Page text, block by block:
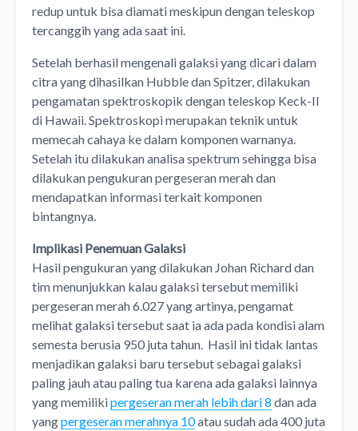
redup untuk bisa diamati meskipun dengan teleskop
tercanggih yang ada saat ini.
Setelah berhasil mengenali galaksi yang dicari dalam
citra yang dihasilkan Hubble dan Spitzer, dilakukan
pengamatan spektroskopik dengan teleskop Keck-II
di Hawaii. Spektroskopi merupakan teknik untuk
memecah cahaya ke dalam komponen warnanya.
Setelah itu dilakukan analisa spektrum sehingga bisa
dilakukan pengukuran pergeseran merah dan
mendapatkan informasi terkait komponen
bintangnya.
Implikasi Penemuan Galaksi
Hasil pengukuran yang dilakukan Johan Richard dan
tim menunjukkan kalau galaksi tersebut memiliki
pergeseran merah 6.027 yang artinya, pengamat
melihat galaksi tersebut saat ia ada pada kondisi alam
semesta berusia 950 juta tahun. Hasil ini tidak lantas
menjadikan galaksi baru tersebut sebagai galaksi
paling jauh atau paling tua karena ada galaksi lainnya
yang memilikipergeseran merah lebih dari 8 dan ada
yangpergeseran merahnya 10atau sudah ada 400 juta